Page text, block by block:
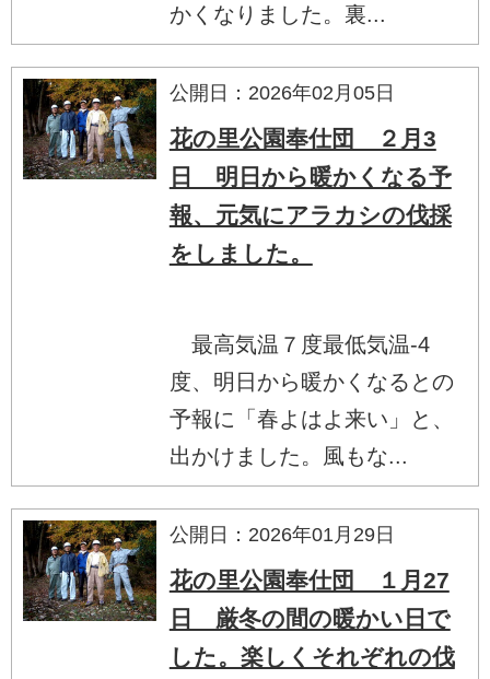
かくなりました。裏...
公開日：2026年02月05日
花の里公園奉仕団 ２月3
日 明日から暖かくなる予
報、元気にアラカシの伐採
をしました。
最高気温７度最低気温-4
度、明日から暖かくなるとの
予報に「春よはよ来い」と、
出かけました。風もな...
公開日：2026年01月29日
花の里公園奉仕団 １月27
日 厳冬の間の暖かい日で
した。楽しくそれぞれの伐